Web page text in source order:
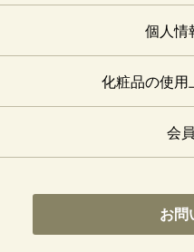
個人情
化粧品の使用
会
お問